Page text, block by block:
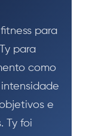
para
para
como
e
Ty foi